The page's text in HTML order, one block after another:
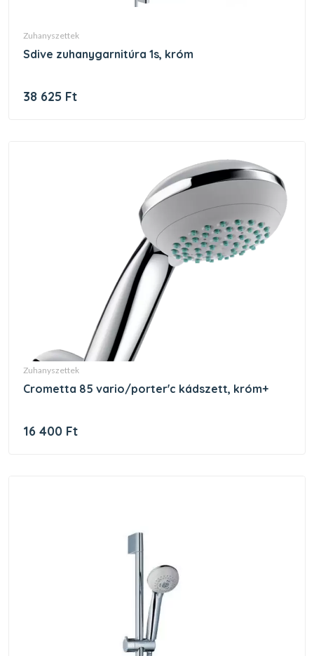
zuhanyszettek
sdive zuhanygarnitúra 1s, króm
38 625 Ft
zuhanyszettek
crometta 85 vario/porter'c kádszett, króm+
16 400 Ft